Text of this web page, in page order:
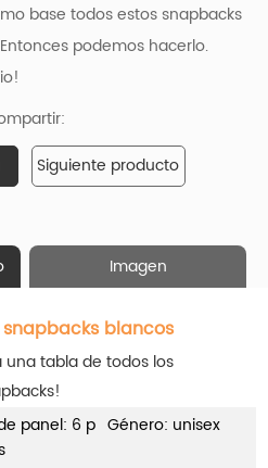
base todos estos snapbacks
podemos hacerlo.
Siguiente producto
Imagen
blancos
una tabla de todos los
panel: 6 p Género: unisex